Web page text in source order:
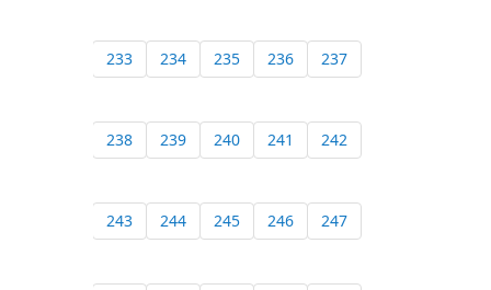
233 234 235 236 237
238 239 240 241 242
243 244 245 246 247